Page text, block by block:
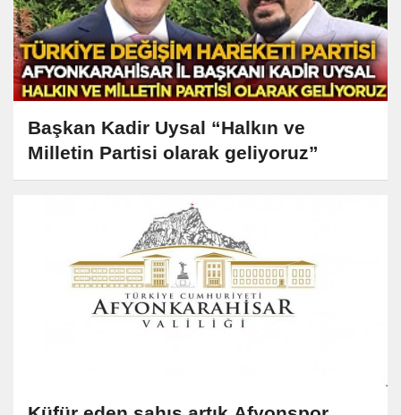
Başkan Kadir Uysal “Halkın ve
Milletin Partisi olarak geliyoruz”